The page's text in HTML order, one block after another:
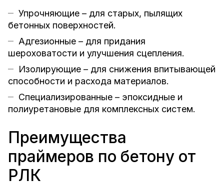
Упрочняющие – для старых, пылящих
бетонных поверхностей.
Адгезионные – для придания
шероховатости и улучшения сцепления.
Изолирующие – для снижения впитывающей
способности и расхода материалов.
Специализированные – эпоксидные и
полиуретановые для комплексных систем.
Преимущества
праймеров по бетону от
РЛК